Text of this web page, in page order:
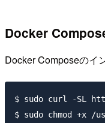
Docker
Docker Composeのイ
$ sudo curl -SL